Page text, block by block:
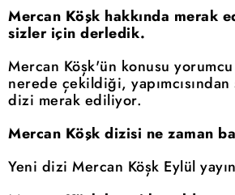
Mercan Köşk hakkında merak
sizler için derledik.
Mercan Köşk'ün konusu
nerede çekildiği,
dizi merak ediliyor.
Mercan Köşk dizisi ne zaman
Yeni dizi Mercan Köşk Eylül